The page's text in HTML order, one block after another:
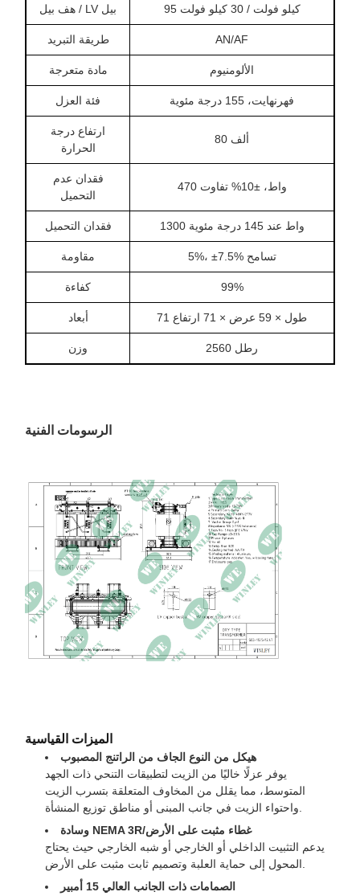
هف بيل / LV بيل 95 كيلو فولت / 30 كيلو فولت
طريقة التبريد AN/AF
مادة متعرجة الألومنيوم
فئة العزل فهرنهايت، 155 درجة مئوية
ارتفاع درجة
الحرارة
80 ألف
فقدان عدم
التحميل
470 واط، ±10% تفاوت
فقدان التحميل 1300 واط عند 145 درجة مئوية
مقاومة 5%، ±7.5% تسامح
كفاءة 99%
أبعاد 71 طول × 59 عرض × 71 ارتفاع
وزن 2560 رطل
الرسومات الفنية
الميزات القياسية
هيكل من النوع الجاف من الراتنج المصبوب
يوفر عزلًا خاليًا من الزيت لتطبيقات التنحي ذات الجهد
المتوسط، مما يقلل من المخاوف المتعلقة بتسرب الزيت
وسادة NEMA 3R/غطاء مثبت على الأرض
يدعم التثبيت الداخلي أو الخارجي أو شبه الخارجي حيث يحتاج
الصمامات ذات الجانب العالي 15 أمبير